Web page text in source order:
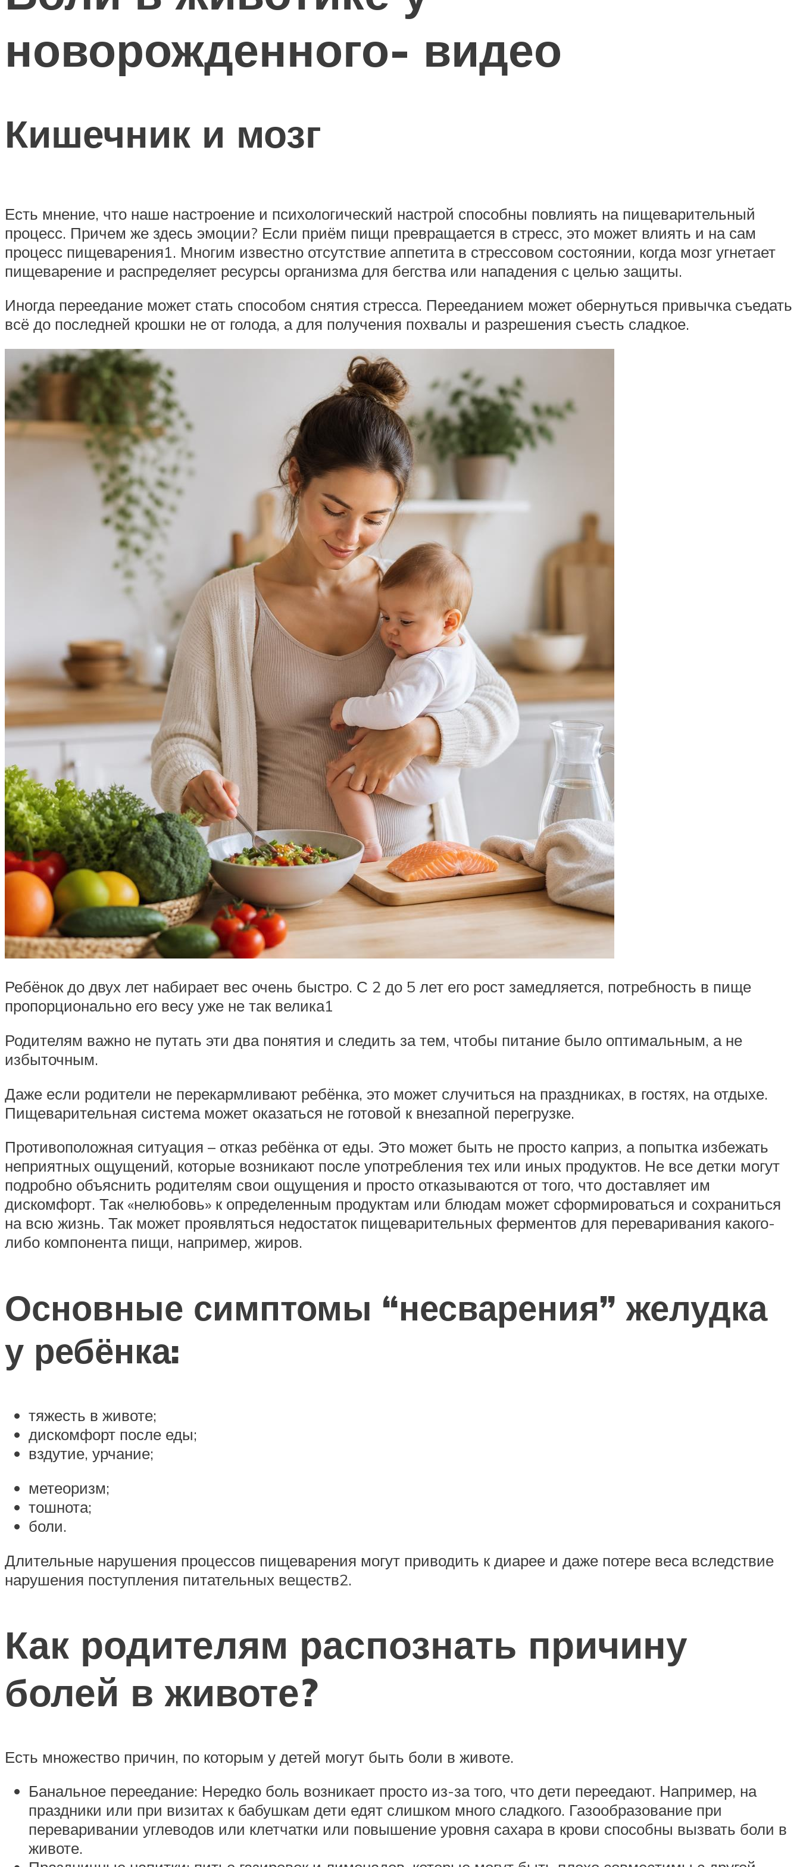
новорожденного- видео
Кишечник и мозг
Есть мнение, что наше настроение и психологический настрой способны повлиять на пищеварительный
процесс. Причем же здесь эмоции? Если приём пищи превращается в стресс, это может влиять и на сам
процесс пищеварения1. Многим известно отсутствие аппетита в стрессовом состоянии, когда мозг угнетает
пищеварение и распределяет ресурсы организма для бегства или нападения с целью защиты.
Иногда переедание может стать способом снятия стресса. Перееданием может обернуться привычка съедать
всё до последней крошки не от голода, а для получения похвалы и разрешения съесть сладкое.
Ребёнок до двух лет набирает вес очень быстро. С 2 до 5 лет его рост замедляется, потребность в пище
пропорционально его весу уже не так велика1
Родителям важно не путать эти два понятия и следить за тем, чтобы питание было оптимальным, а не
избыточным.
Даже если родители не перекармливают ребёнка, это может случиться на праздниках, в гостях, на отдыхе.
Пищеварительная система может оказаться не готовой к внезапной перегрузке.
Противоположная ситуация – отказ ребёнка от еды. Это может быть не просто каприз, а попытка избежать
неприятных ощущений, которые возникают после употребления тех или иных продуктов. Не все детки могут
подробно объяснить родителям свои ощущения и просто отказываются от того, что доставляет им
дискомфорт. Так «нелюбовь» к определенным продуктам или блюдам может сформироваться и сохраниться
на всю жизнь. Так может проявляться недостаток пищеварительных ферментов для переваривания какого-
либо компонента пищи, например, жиров.
Основные симптомы “несварения” желудка
у ребёнка:
тяжесть в животе;
дискомфорт после еды;
вздутие, урчание;
метеоризм;
тошнота;
боли.
Длительные нарушения процессов пищеварения могут приводить к диарее и даже потере веса вследствие
нарушения поступления питательных веществ2.
Как родителям распознать причину
болей в животе?
Есть множество причин, по которым у детей могут быть боли в животе.
Банальное переедание: Нередко боль возникает просто из-за того, что дети переедают. Например, на
праздники или при визитах к бабушкам дети едят слишком много сладкого. Газообразование при
переваривании углеводов или клетчатки или повышение уровня сахара в крови способны вызвать боли в
животе.